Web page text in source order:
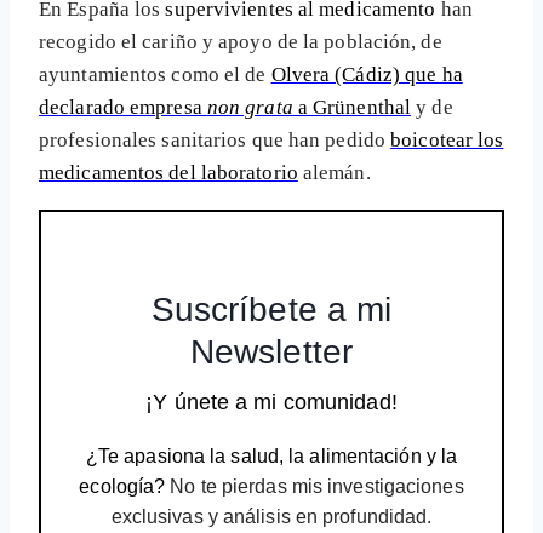
En España lossupervivientes al medicamento han
recogido el cariño y apoyo de la población, de
ayuntamientos como el de Olvera (Cádiz) que ha
declarado empresa non grata a Grünenthal y de
profesionales sanitarios que han pedidoboicotear los
medicamentos del laboratorio alemán.
Suscríbete a mi
Newsletter
¡Y únete a mi comunidad!
¿Te apasiona la salud, la alimentación y la
ecología? No te pierdas mis investigaciones
exclusivas y análisis en profundidad.